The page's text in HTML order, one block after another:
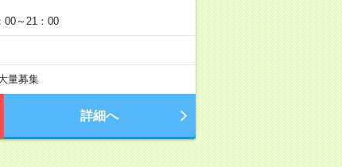
00～21：00
量募集
詳細へ